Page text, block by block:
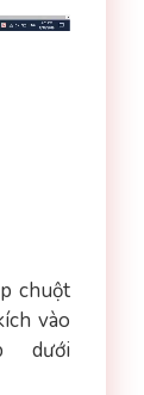
chuột
vào
dưới